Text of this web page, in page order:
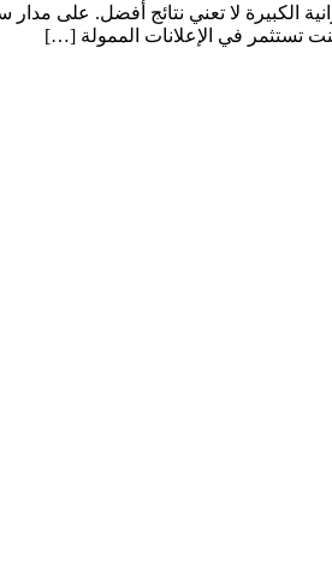
الكبيرة لا تعني نتائج أفضل.
تستثمر في الإعلانات الممولة […]